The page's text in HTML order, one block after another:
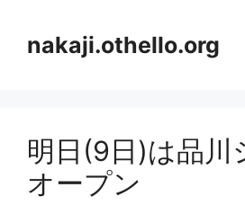
nakaji.othello.org
明日(9日)は品川
オープン